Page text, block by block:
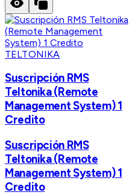
TELTONIKA
Suscripción RMS
Teltonika (Remote
Management System) 1
Credito
Suscripción RMS
Teltonika (Remote
Management System) 1
Credito